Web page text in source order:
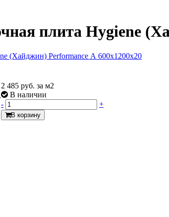
плита Hygiene
2 485 руб. за м2
В наличии
-
+
В корзину